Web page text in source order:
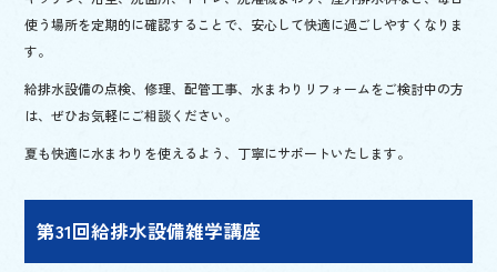
使う場所を定期的に確認することで、安心して快適に過ごしやすくなりま
す。
給排水設備の点検、修理、配管工事、水まわりリフォームをご検討中の方
は、ぜひお気軽にご相談ください。
夏も快適に水まわりを使えるよう、丁寧にサポートいたします。
第31回給排水設備雑学講座